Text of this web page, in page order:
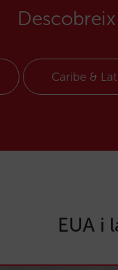
Caribe &
EUA i